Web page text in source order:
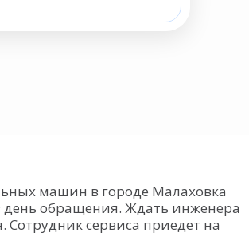
машин в городе Малаховка
день обращения. Ждать инженера
Сотрудник сервиса приедет на